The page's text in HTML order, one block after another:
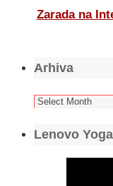
Zarada na
Arhiva
Arhiva
Lenovo